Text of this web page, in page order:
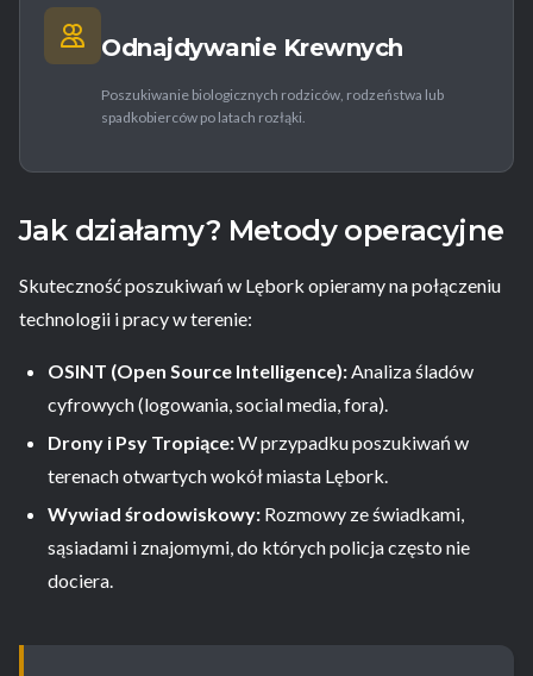
Odnajdywanie Krewnych
Poszukiwanie biologicznych rodziców, rodzeństwa lub
spadkobierców po latach rozłąki.
Jak działamy? Metody operacyjne
Skuteczność poszukiwań w Lębork opieramy na połączeniu
technologii i pracy w terenie:
OSINT (Open Source Intelligence):Analiza śladów
cyfrowych (logowania, social media, fora).
Drony i Psy Tropiące:W przypadku poszukiwań w
terenach otwartych wokół miasta Lębork.
Wywiad środowiskowy: Rozmowy ze świadkami,
sąsiadami i znajomymi, do których policja często nie
dociera.